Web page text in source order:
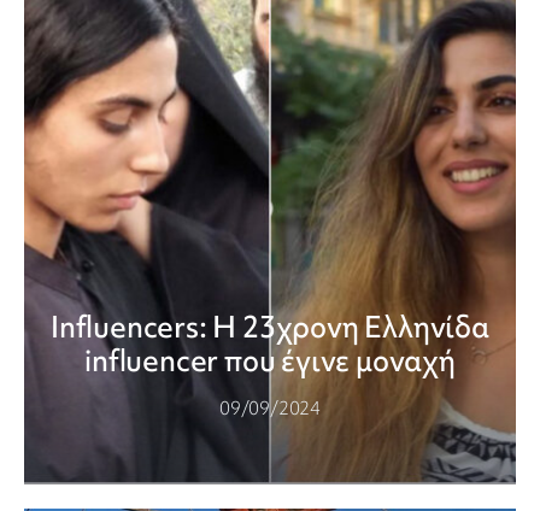
Influencers: Η 23χρονη Ελληνίδα
influencer που έγινε μοναχή
09/09/2024